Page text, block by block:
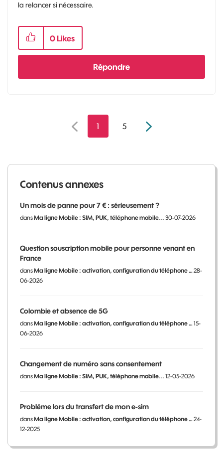
la relancer si nécessaire.
0 Likes
Répondre
1 5
Contenus annexes
Un mois de panne pour 7 € : sérieusement ?
dansMa ligne Mobile : SIM, PUK, téléphone mobile... 30-07-2026
Question souscription mobile pour personne venant en
France
dansMa ligne Mobile : activation, configuration du téléphone …28-
06-2026
Colombie et absence de 5G
dansMa ligne Mobile : activation, configuration du téléphone …15-
06-2026
Changement de numéro sans consentement
dansMa ligne Mobile : SIM, PUK, téléphone mobile... 12-05-2026
Probléme lors du transfert de mon e-sim
dansMa ligne Mobile : activation, configuration du téléphone …24-
12-2025